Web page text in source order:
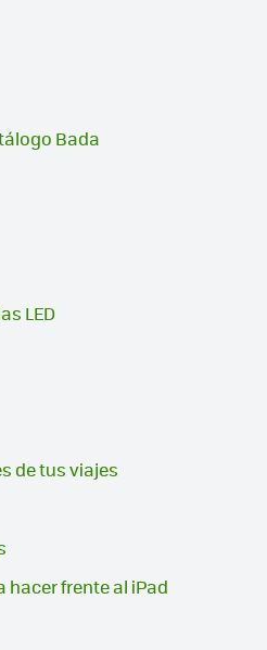
Bada
LED
de tus viajes
frente al iPad